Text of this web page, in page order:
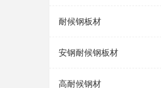
耐候钢板材
安钢耐候钢板材
高耐候钢材